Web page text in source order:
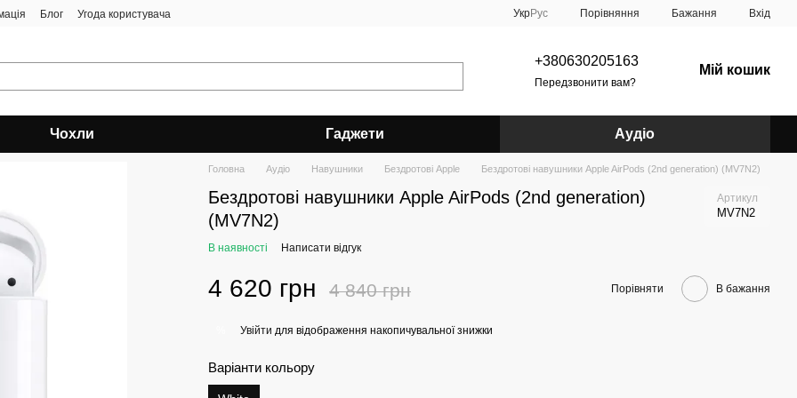
Блог Угода користувача УкрРус Порівняння Бажання Вхід
+380630205163
Передзвонити вам?
Мій кошик
Чохли Гаджети Аудіо
Головна Аудіо Навушники Бездротові Apple Бездротові навушники Apple AirPods (2nd generation) (MV7N2)
Бездротові навушники Apple AirPods (2nd generation)
(MV7N2)
Артикул
MV7N2
В наявності Написати відгук
4 620 грн 4 840 грн Порівняти В бажання
Увійти для відображення накопичувальної знижки
Варіанти кольору